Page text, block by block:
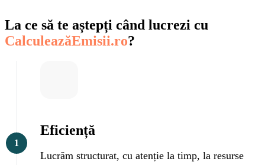
La ce să te aștepți când lucrezi cu
CalculeazăEmisii.ro?
1
Eficiență
Lucrăm structurat, cu atenție la timp, la resurse